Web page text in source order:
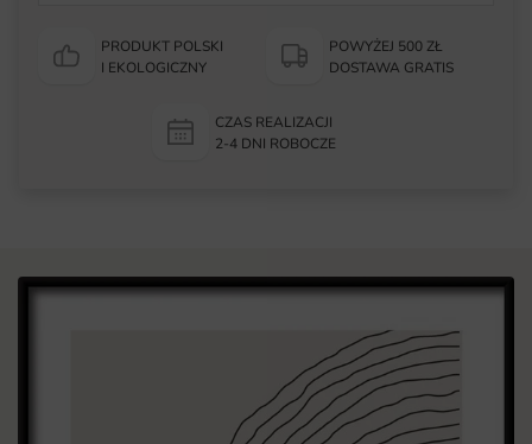
PRODUKT POLSKI
I EKOLOGICZNY
POWYŻEJ 500 ZŁ
DOSTAWA GRATIS
CZAS REALIZACJI
2-4 DNI ROBOCZE